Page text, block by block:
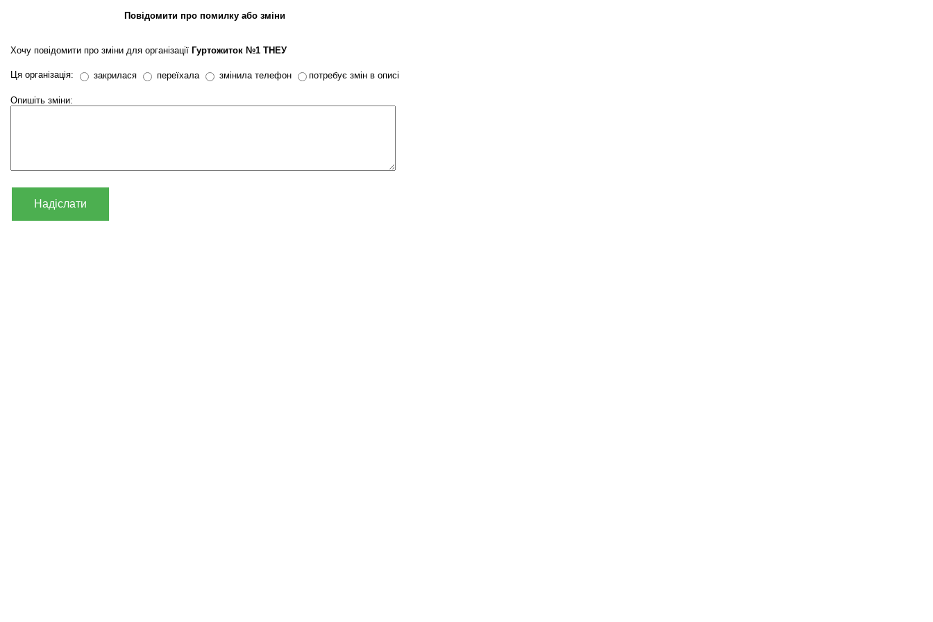
Повідомити про помилку або зміни
Хочу повідомити про зміни для організації Гуртожиток №1 ТНЕУ
Ця організація: закрилася переїхала змінила телефон потребує змін в описі
Опишіть зміни:
Надіслати